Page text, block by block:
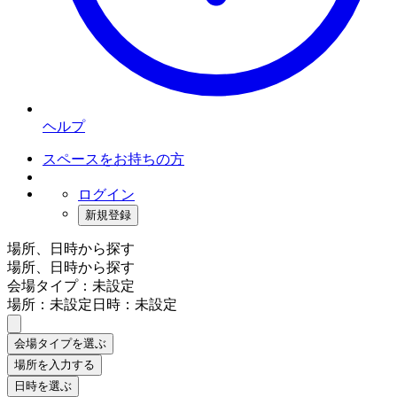
ヘルプ
スペースをお持ちの方
ログイン
新規登録
場所、日時から探す
場所、日時から探す
会場タイプ：未設定
場所：未設定日時：未設定
会場タイプを選ぶ
場所を入力する
日時を選ぶ